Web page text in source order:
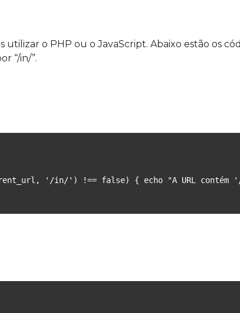
o PHP ou o JavaScript. Abaixo estão os
“/in/”.
'/in/') !== false) { echo "A URL